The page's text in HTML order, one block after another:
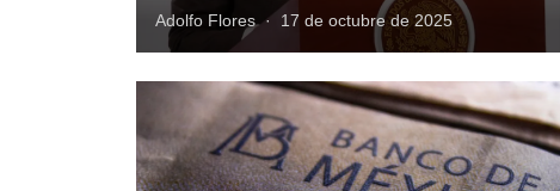
Adolfo Flores· 17 de octubre de 2025